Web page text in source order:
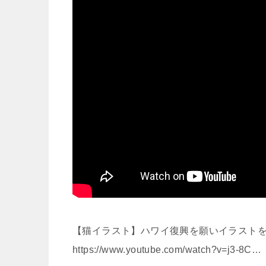
【猫イラスト】ハワイ復興を願いイラスト
https://www.youtube.com/watch?v=j3-8C…